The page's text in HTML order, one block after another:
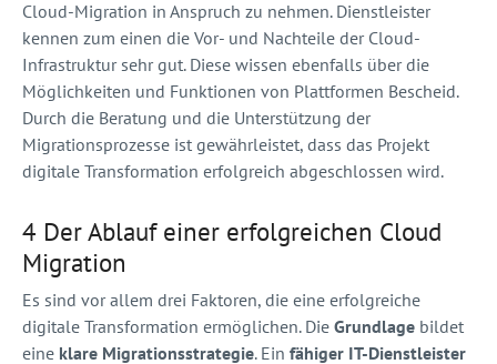
Cloud-Migration in Anspruch zu nehmen. Dienstleister
kennen zum einen die Vor- und Nachteile der Cloud-
Infrastruktur sehr gut. Diese wissen ebenfalls über die
Möglichkeiten und Funktionen von Plattformen Bescheid.
Durch die Beratung und die Unterstützung der
Migrationsprozesse ist gewährleistet, dass das Projekt
digitale Transformation erfolgreich abgeschlossen wird.
4 Der Ablauf einer erfolgreichen Cloud
Migration
Es sind vor allem drei Faktoren, die eine erfolgreiche
digitale Transformation ermöglichen. Die Grundlage bildet
eine klare Migrationsstrategie. Ein fähiger IT-Dienstleister